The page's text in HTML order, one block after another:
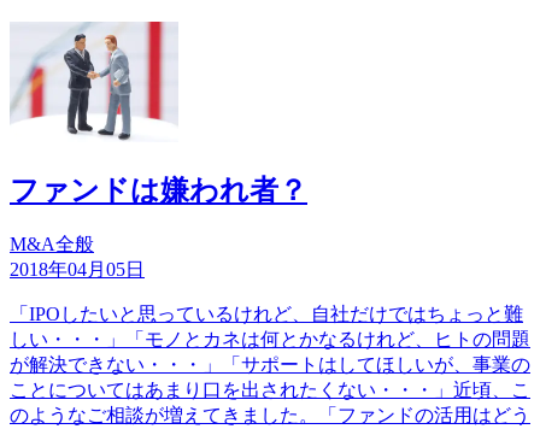
ファンドは嫌われ者？
M&A全般
2018年04月05日
「IPOしたいと思っているけれど、自社だけではちょっと難
しい・・・」「モノとカネは何とかなるけれど、ヒトの問題
が解決できない・・・」「サポートはしてほしいが、事業の
ことについてはあまり口を出されたくない・・・」近頃、こ
のようなご相談が増えてきました。「ファンドの活用はどう